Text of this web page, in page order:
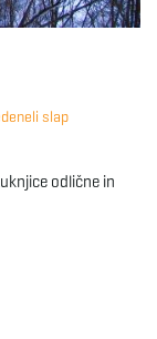
slap
odlične in